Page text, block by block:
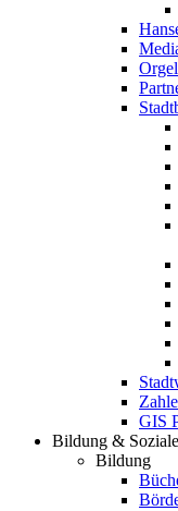
GIS
Bildung &
Bildung